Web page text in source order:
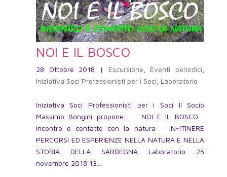
NOI E IL BOSCO
28 Ottobre 2018 | Escursione Eventi periodici
Iniziativa Soci Professionisti per i Soci Laboratorio
Iniziativa Soci Professionisti per i Soci Il Socio
Massimo Bongini propone… NOI E IL BOSCO
Incontro e contatto con la natura IN-ITINERE
PERCORSI ED ESPERIENZE NELLA NATURA E NELLA
STORIA DELLA SARDEGNA Laboratorio 25
novembre 2018 13...